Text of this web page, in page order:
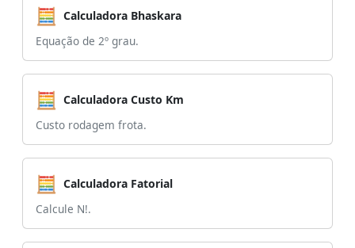
🧮 Calculadora Bhaskara
Equação de 2º grau.
🧮 Calculadora Custo Km
Custo rodagem frota.
🧮 Calculadora Fatorial
Calcule N!.